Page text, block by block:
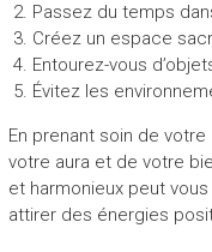
Passez du temps
Créez un espace
Entourez-vous
Évitez les
En prenant soin de
votre aura et de votre
et harmonieux peut
attirer des énergies